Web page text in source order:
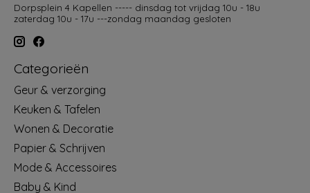
Dorpsplein 4 Kapellen ----- dinsdag tot vrijdag 10u - 18u
zaterdag 10u - 17u ---zondag maandag gesloten
Categorieën
Geur & verzorging
Keuken & Tafelen
Wonen & Decoratie
Papier & Schrijven
Mode & Accessoires
Baby & Kind